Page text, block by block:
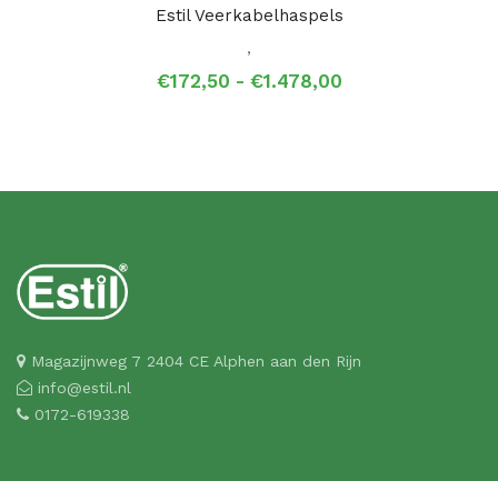
Estil Veerkabelhaspels
,
€172,50 - €1.478,00Prijsklasse:
Magazijnweg 7 2404 CE Alphen aan den Rijn
info@estil.nl
0172-619338